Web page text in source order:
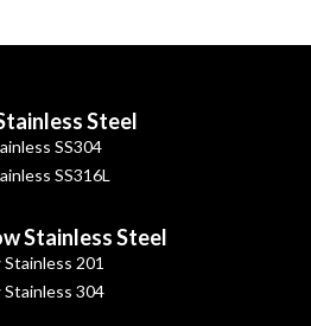
Steel
SS304
SS316L
Stainless Steel
201
Stainless 304